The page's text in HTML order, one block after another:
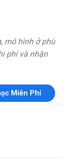
mô hình ở phù
phí và nhận
Miễn Phí